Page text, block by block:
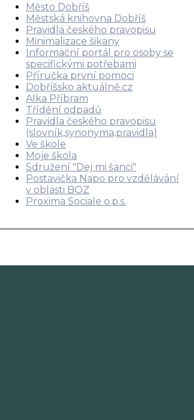
Město Dobříš
Městská knihovna Dobříš
Pravidla českého pravopisu
Minimalizace šikany
Informační portál pro osoby se
specifickými potřebami
Příručka první pomoci
Dobříšsko aktuálně.cz
Alka Příbram
Třídění odpadů
Pravidla českého pravopisu
(slovník,synonyma,pravidla)
Ve škole
Moje škola
Sdružení "Dej mi šanci"
Postavička Napo pro vzdělávání
v oblasti BOZ
Proxima Sociale o.p.s.